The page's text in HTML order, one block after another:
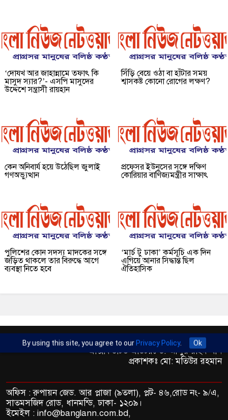
‘দোযখ আর জাহান্নামে তফাৎ কি
মাসুদ স্যার?’- এসপি মাসুদের
উদ্দেশে সন্ত্রাসী রায়হান
সিঁড়ি বেয়ে ওঠা বা হাঁটার সময়
শ্বাসকষ্ট কোনো রোগের লক্ষণ?
কেন অনিবার্য হয়ে উঠেছিল জুলাই
গণঅভ্যুত্থান
প্রফেসর ইউনূসের সঙ্গে দক্ষিণ
কোরিয়ার বাণিজ্যমন্ত্রীর সাক্ষাৎ
পুলিশের কোন সদস্য মাদকের সঙ্গে
জড়িত থাকলে তার বিরুদ্ধে আগে
ব্যবস্থা নিতে হবে
‘মার্চ টু ঢাকা’ কর্মসূচি এক দিন
এগিয়ে আনার সিদ্ধান্ত ছিল
ঐতিহাসিক
সম্পাদকঃ মো: ফারুক হোসেইন
এক্সিকিউটিভ এডিটরঃ ড. আব্দুর রহিম খান
প্রকাশকঃ মো: মতিউর রহমান
অফিস : রুপায়ন জেড. আর প্লাজা (৯তলা), প্লট- ৪৬,রোড নং- ৯/এ,
সাতমসজিদ রোড, ধানমন্ডি, ঢাকা- ১২০৯।
ইমেইল : info@banglann.com.bd,
By using this site, you agree to ourPrivacy Policy. Ok